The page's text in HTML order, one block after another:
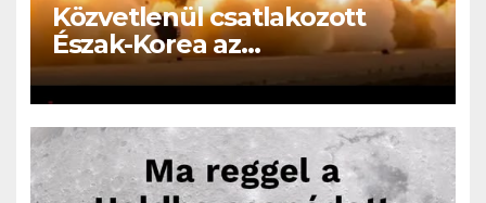
Közvetlenül csatlakozott
Észak-Korea az
Oroszországban folyó
háborúhoz!